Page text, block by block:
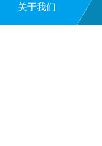
关于我们